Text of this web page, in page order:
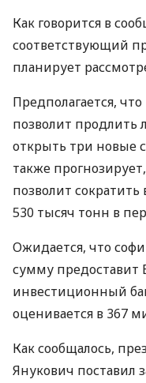
Как говорится в
соответствующий
планирует
Предполагается,
позволит продлить
открыть три новые
также
позволит сократить
530 тысяч тонн в
Ожидается, что
сумму предоставит
инвестиционный
оценивается в 367
Как сообщалось,
Янукович поставил